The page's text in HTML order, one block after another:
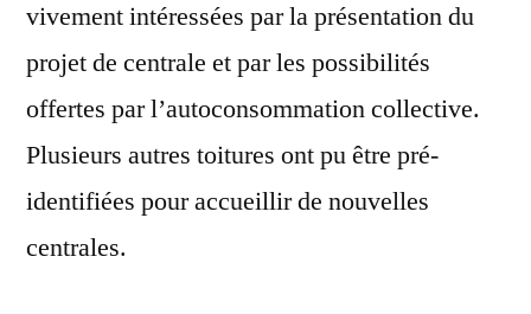
vivement intéressées par la présentation du
projet de centrale et par les possibilités
offertes par l’autoconsommation collective.
Plusieurs autres toitures ont pu être pré-
identifiées pour accueillir de nouvelles
centrales.